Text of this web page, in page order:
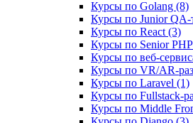
Курсы по Golang (8)
Курсы по Junior QA-
Курсы по React (3)
Курсы по Senior
Курсы по
Курсы по VR/
Курсы по Laravel (1)
Курсы по
Курсы по Middle